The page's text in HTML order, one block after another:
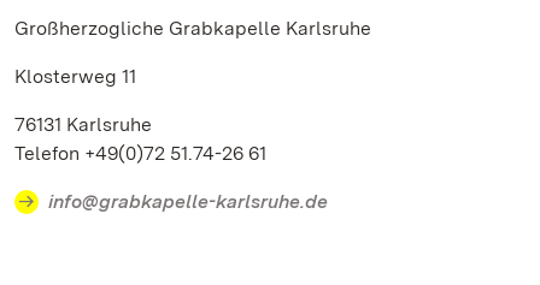
Großherzogliche Grabkapelle Karlsruhe
Klosterweg 11
76131 Karlsruhe
Telefon +49(0)72 51.74-26 61
info@grabkapelle-karlsruhe.de